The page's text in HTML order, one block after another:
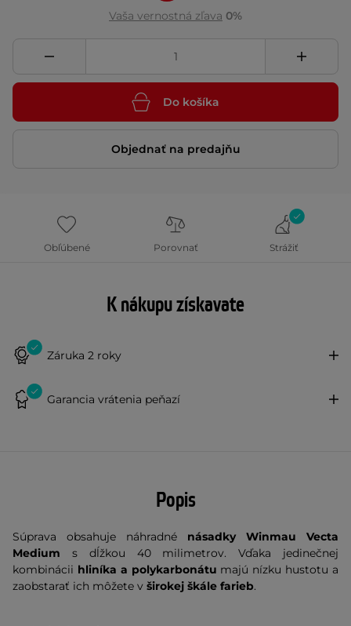
Vaša vernostná zľava 0%
Do košíka
Objednať na predajňu
Obľúbené Porovnať Strážiť
K nákupu získavate
Záruka 2 roky
Garancia vrátenia peňazí
Popis
Súprava obsahuje náhradné násadky Winmau Vecta
Medium s dĺžkou 40 milimetrov. Vďaka jedinečnej
kombinácii hliníka a polykarbonátu majú nízku hustotu a
zaobstarať ich môžete v širokej škále farieb.